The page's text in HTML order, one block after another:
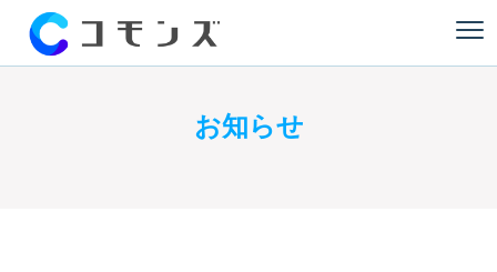
お知らせ